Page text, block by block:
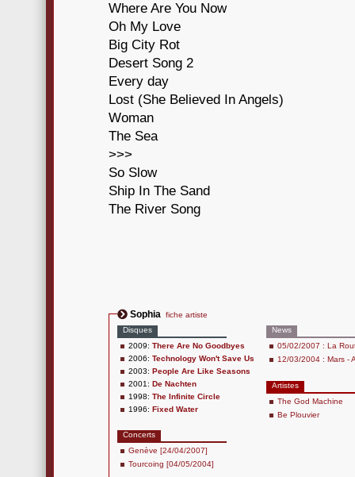
Where Are You Now
Oh My Love
Big City Rot
Desert Song 2
Every day
Lost (She Believed In Angels)
Woman
The Sea
>>>
So Slow
Ship In The Sand
The River Song
Sophia fiche artiste
Disques
2009: There Are No Goodbyes
2006: Technology Won't Save Us
2003: People Are Like Seasons
2001: De Nachten
1998: The Infinite Circle
1996: Fixed Water
Concerts
Genève [24/04/2007]
Tourcoing [04/05/2004]
News
05/02/2007 : La
12/03/2004 : Mars -
Artistes
The God Machine
Be Plouvier